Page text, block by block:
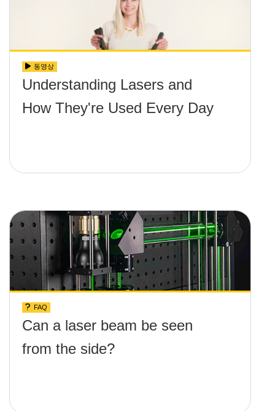
동영상
Understanding Lasers and
How They're Used Every Day
FAQ
Can a laser beam be seen
from the side?